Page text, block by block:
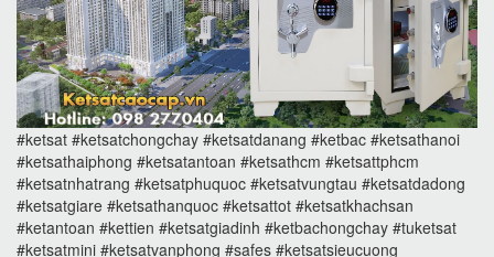
#ketsat #ketsatchongchay #ketsatdanang #ketbac #ketsathanoi
#ketsathaiphong #ketsatantoan #ketsathcm #ketsattphcm
#ketsatnhatrang #ketsatphuquoc #ketsatvungtau #ketsatdadong
#ketsatgiare #ketsathanquoc #ketsattot #ketsatkhachsan
#ketantoan #kettien #ketsatgiadinh #ketbachongchay #tuketsat
#ketsatmini #ketsatvanphong #safes #ketsatsieucuong